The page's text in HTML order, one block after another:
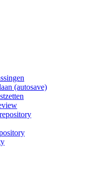
(autosave)